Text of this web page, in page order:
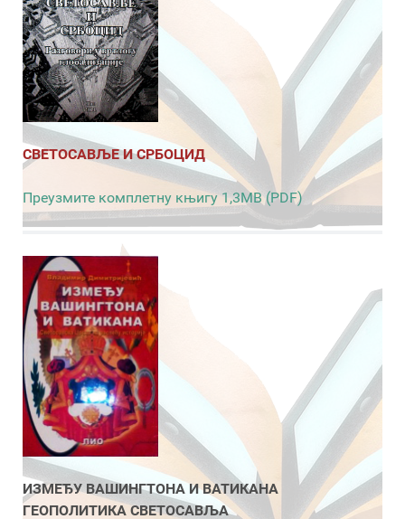
СВЕТОСАВЉЕ И СРБОЦИД
Преузмите комплетну књигу 1,3MB (PDF)
ИЗМЕЂУ ВАШИНГТОНА И ВАТИКАНА
ГЕОПОЛИТИКА СВЕТОСАВЉА